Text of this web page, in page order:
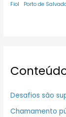
Fiol Porto de
Desafios são
Chamamento